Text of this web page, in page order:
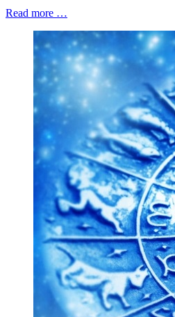
Read more …